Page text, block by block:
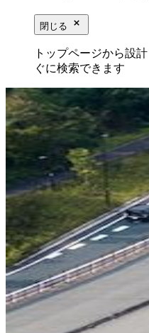
閉じる close_small
トップページから設
ぐに検索できます